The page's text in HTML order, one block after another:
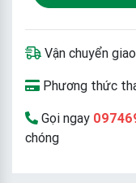
Vận chuyển
Phương thức
Gọi ngay
chóng